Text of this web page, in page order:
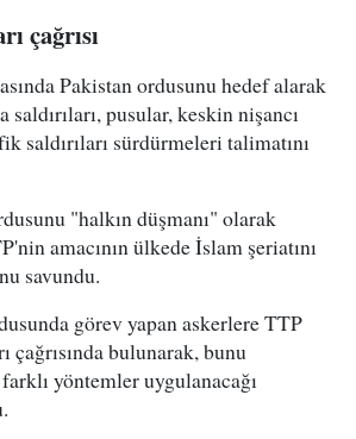
çağrısı
Pakistan ordusunu hedef alarak
saldırıları, pusular, keskin nişancı
saldırıları sürdürmeleri talimatını
"halkın düşmanı" olarak
amacının ülkede İslam şeriatını
savundu.
görev yapan askerlere TTP
çağrısında bulunarak, bunu
yöntemler uygulanacağı